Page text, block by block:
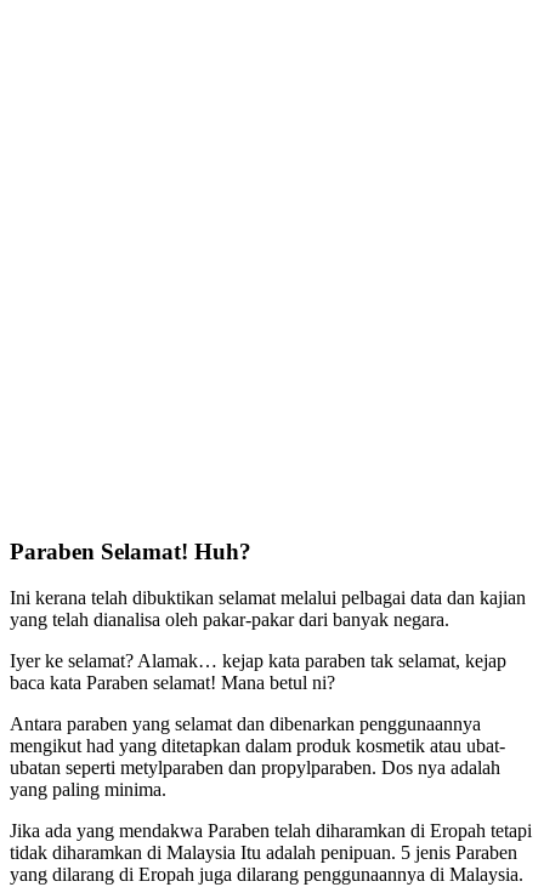
Paraben Selamat! Huh?
Ini kerana telah dibuktikan selamat melalui pelbagai data dan kajian
yang telah dianalisa oleh pakar-pakar dari banyak negara.
Iyer ke selamat? Alamak… kejap kata paraben tak selamat, kejap
baca kata Paraben selamat! Mana betul ni?
Antara paraben yang selamat dan dibenarkan penggunaannya
mengikut had yang ditetapkan dalam produk kosmetik atau ubat-
ubatan seperti metylparaben dan propylparaben. Dos nya adalah
yang paling minima.
Jika ada yang mendakwa Paraben telah diharamkan di Eropah tetapi
tidak diharamkan di Malaysia Itu adalah penipuan. 5 jenis Paraben
yang dilarang di Eropah juga dilarang penggunaannya di Malaysia.